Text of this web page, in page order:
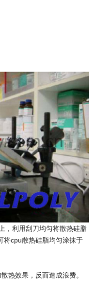
，利用刮刀均匀将散热硅脂
将cpu散热硅脂均匀涂抹于
热效果，反而造成浪费。